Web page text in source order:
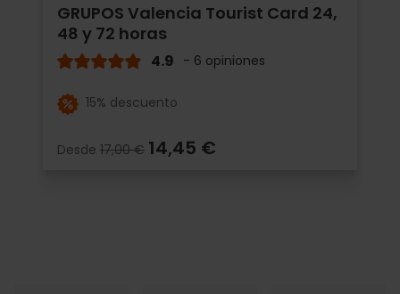
GRUPOS Valencia Tourist Card 24,
48 y 72 horas
4.9 - 6 opiniones
15% descuento
Desde 17,00 € 14,45 €